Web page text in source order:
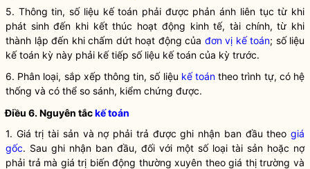
5. Thông tin, số liệu kế toán phải được phản ánh liên tục từ khi
phát sinh đến khi kết thúc hoạt động kinh tế, tài chính, từ khi
thành lập đến khi chấm dứt hoạt động của đơn vị kế toán; số liệu
kế toán kỳ này phải kế tiếp số liệu kế toán của kỳ trước.
6. Phân loại, sắp xếp thông tin, số liệu kế toán theo trình tự, có hệ
thống và có thể so sánh, kiểm chứng được.
Điều 6. Nguyên tắckế toán
1. Giá trị tài sản và nợ phải trả được ghi nhận ban đầu theo giá
gốc. Sau ghi nhận ban đầu, đối với một số loại tài sản hoặc nợ
phải trả mà giá trị biến động thường xuyên theo giá thị trường và